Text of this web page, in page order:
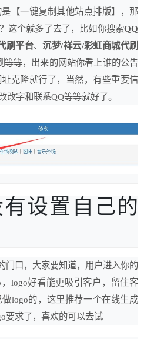
【一键复制其他站点排版】，那
这个就多了去了，比如你搜索QQ
刷平台、沉梦/祥云/彩虹商城代刷
等等，出来的网站你看上谁的公告
克隆就行了，当然，有些重要信
改字和联系QQ等等就好了。
设置自己的
门口，大家要知道，用户进入你的
logo好看能更吸引客户，留住客
logo的，这里推荐一个在线生成
要求了，喜欢的可以去试